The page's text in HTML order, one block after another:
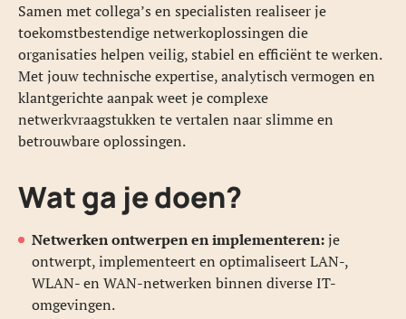
Samen met collega’s en specialisten realiseer je
toekomstbestendige netwerkoplossingen die
organisaties helpen veilig, stabiel en efficiënt te werken.
Met jouw technische expertise, analytisch vermogen en
klantgerichte aanpak weet je complexe
netwerkvraagstukken te vertalen naar slimme en
betrouwbare oplossingen.
Wat ga je doen?
Netwerken ontwerpen en implementeren:je
ontwerpt, implementeert en optimaliseert LAN-,
WLAN- en WAN-netwerken binnen diverse IT-
omgevingen.